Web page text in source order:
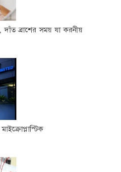
দাঁত ব্রাশের সময় যা করনীয়